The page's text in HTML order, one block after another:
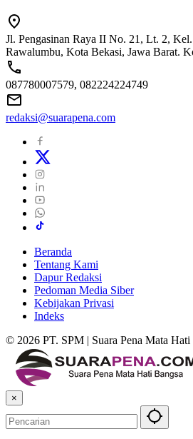
Jl. Pengasinan Raya II No. 21, Lt. 2,
Rawalumbu, Kota Bekasi, Jawa Barat.
087780007579, 082224224749
redaksi@suarapena.com
Beranda
Tentang Kami
Dapur Redaksi
Pedoman Media Siber
Kebijakan Privasi
Indeks
© 2026 PT. SPM | Suara Pena Mata Hati
×